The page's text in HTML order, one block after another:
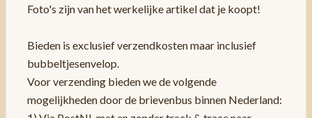
Foto's zijn van het werkelijke artikel dat je koopt!
Bieden is exclusief verzendkosten maar inclusief
bubbeltjesenvelop.
Voor verzending bieden we de volgende
mogelijkheden door de brievenbus binnen Nederland: